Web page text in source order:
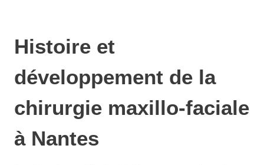
Histoire et
développement de la
chirurgie maxillo-faciale
à Nantes